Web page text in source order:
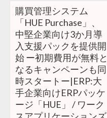
購買管理システム
「HUE Purchase」、
中堅企業向け3か月導
入支援パックを提供開
始 ー初期費用が無料と
なるキャンペーンも同
時スタートー|ERP:大
手企業向けERPパッケ
ージ「HUE」 / ワーク